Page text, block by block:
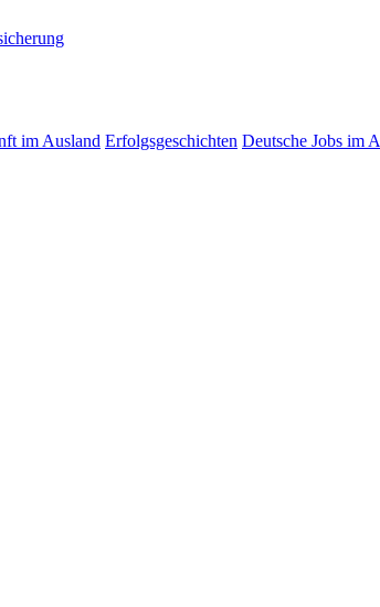
im Ausland Erfolgsgeschichten Deutsche Jobs im